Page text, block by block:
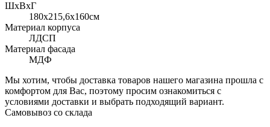
ШхВхГ
180x215,6х160см
Материал корпуса
ЛДСП
Материал фасада
МДФ
Мы хотим, чтобы доставка товаров нашего магазина прошла с
комфортом для Вас, поэтому просим ознакомиться с
условиями доставки и выбрать подходящий вариант.
Самовывоз со склада